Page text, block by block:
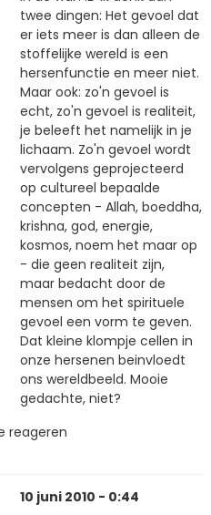
twee dingen: Het gevoel dat
er iets meer is dan alleen de
stoffelijke wereld is een
hersenfunctie en meer niet.
Maar ook: zo'n gevoel is
echt, zo'n gevoel is realiteit,
je beleeft het namelijk in je
lichaam. Zo'n gevoel wordt
vervolgens geprojecteerd
op cultureel bepaalde
concepten - Allah, boeddha,
krishna, god, energie,
kosmos, noem het maar op
- die geen realiteit zijn,
maar bedacht door de
mensen om het spirituele
gevoel een vorm te geven.
Dat kleine klompje cellen in
onze hersenen beinvloedt
ons wereldbeeld. Mooie
gedachte, niet?
reageren
10 juni 2010 - 0:44